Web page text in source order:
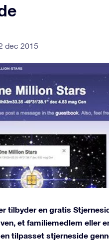
dec 2015
tilbyder en gratis
et familiemedlem eller
tilpasset stjerneside